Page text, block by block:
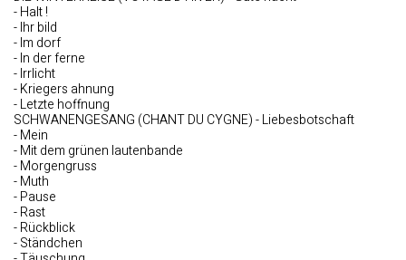
- Halt !
- Ihr bild
- Im dorf
- In der ferne
- Irrlicht
- Kriegers ahnung
- Letzte hoffnung
SCHWANENGESANG (CHANT DU CYGNE) - Liebesbotschaft
- Mein
- Mit dem grünen lautenbande
- Morgengruss
- Muth
- Pause
- Rast
- Rückblick
- Ständchen